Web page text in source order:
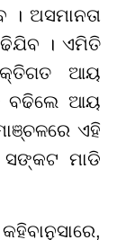
ଅସମାନତା
। ଏମିତି
ଆୟ
ବଢିଲେ ଆୟ
ଏହି
ସଙ୍କଟ ମାଡି